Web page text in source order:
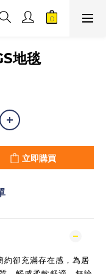
地毯
立即購買
約卻充滿存在感，為居